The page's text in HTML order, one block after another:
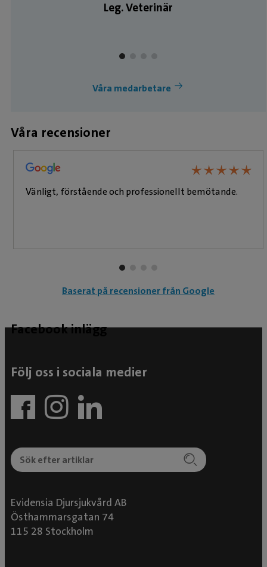
Leg. Veterinär
Våra medarbetare
Våra recensioner
★★★★★
★★★★★
Vänligt, förstående och professionellt bemötande.
Baserat på recensioner från Google
Facebook inlägg
Följ oss i sociala medier
Evidensia Djursjukvård AB
Östhammarsgatan 74
115 28 Stockholm